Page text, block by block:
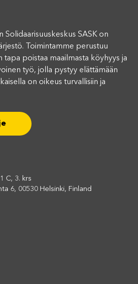
Solidaarisuuskeskus SASK on
Toimintamme perustuu
tapa poistaa maailmasta köyhyys ja
työ, jolla pystyy elättämään
on oikeus turvallisiin ja
C, 3. krs
6, 00530 Helsinki, Finland